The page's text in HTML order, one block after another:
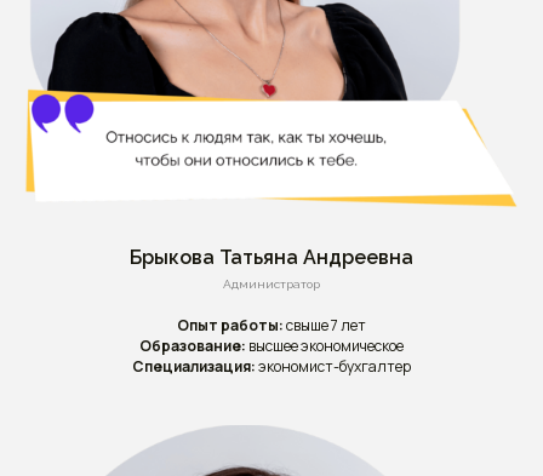
Брыкова Татьяна Андреевна
Администратор
Опыт работы:свыше 7 лет
Образование: высшее экономическое
Специализация:экономист-бухгалтер